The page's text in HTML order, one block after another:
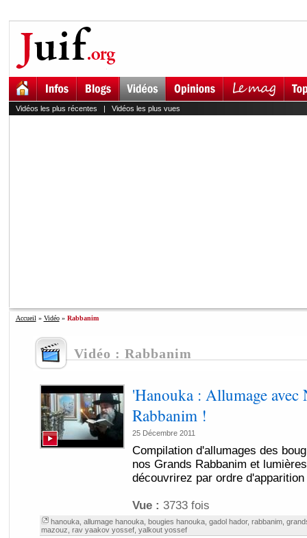
Vidéos les plus récentes | Vidéos les plus vues
Accueil » Vidéo» Rabbanim
Vidéo : Rabbanim
'Hanouka : Allumage avec
Rabbanim !
25 Décembre 2011
Compilation d'allumages des
nos Grands Rabbanim et
découvrirez par ordre d'apparition
Vue : 3733 fois
hanouka, allumage hanouka, bougies hanouka, gadol hador, rabbanim,
mazouz rav yaakov yossef, yalkout yossef